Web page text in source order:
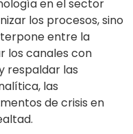
en el sector
los procesos, sino
entre la
los canales con
respaldar las
las
de crisis en